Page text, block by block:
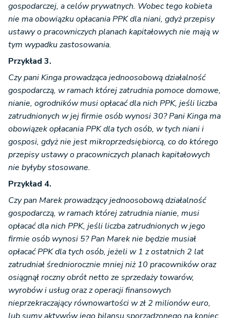
gospodarczej, a celów prywatnych. Wobec tego kobieta
nie ma obowiązku opłacania PPK dla niani, gdyż przepisy
ustawy o pracowniczych planach kapitałowych nie mają w
tym wypadku zastosowania.
Przykład 3.
Czy pani Kinga prowadząca jednoosobową działalność
gospodarczą, w ramach której zatrudnia pomoce domowe,
nianie, ogrodników musi opłacać dla nich PPK, jeśli liczba
zatrudnionych w jej firmie osób wynosi 30? Pani Kinga ma
obowiązek opłacania PPK dla tych osób, w tych niani i
gosposi, gdyż nie jest mikroprzedsiębiorcą, co do którego
przepisy ustawy o pracowniczych planach kapitałowych
nie byłyby stosowane.
Przykład 4.
Czy pan Marek prowadzący jednoosobową działalność
gospodarczą, w ramach której zatrudnia nianie, musi
opłacać dla nich PPK, jeśli liczba zatrudnionych w jego
firmie osób wynosi 5? Pan Marek nie będzie musiał
opłacać PPK dla tych osób, jeżeli w 1 z ostatnich 2 lat
zatrudniał średniorocznie mniej niż 10 pracowników oraz
osiągnął roczny obrót netto ze sprzedaży towarów,
wyrobów i usług oraz z operacji finansowych
nieprzekraczający równowartości w zł 2 milionów euro,